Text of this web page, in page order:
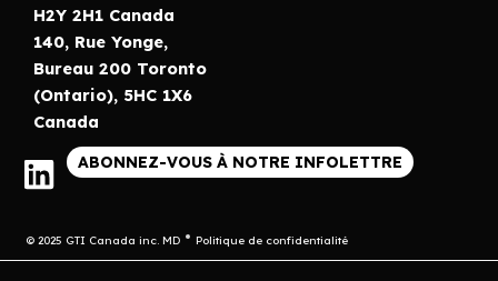
H2Y 2H1 Canada
140, Rue Yonge,
Bureau 200 Toronto
(Ontario), 5HC 1X6
Canada
ABONNEZ-VOUS À NOTRE INFOLETTRE
© 2025 GTI Canada inc. MD Politique de confidentialité